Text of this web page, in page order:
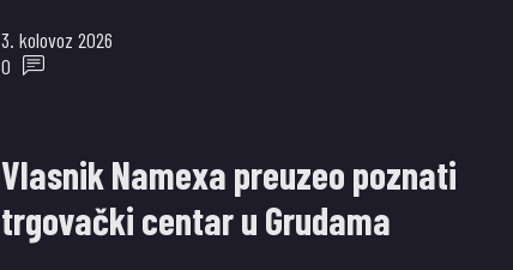
3. kolovoz 2026
0
Vlasnik Namexa preuzeo poznati
trgovački centar u Grudama